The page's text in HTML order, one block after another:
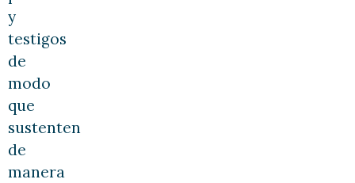
y
testigos
de
modo
que
sustenten
de
manera